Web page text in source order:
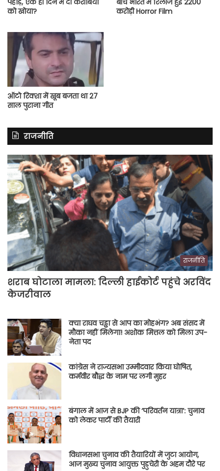
पहाड़, एक ही दिन में दो करीबियों
को खोया?
बीच भारत में रिलीज हुई 2200
करोड़ी Horror Film
ऑटो रिक्शा में खूब बजता था 27
साल पुराना गीत
राजनीति
राजनीति
शराब घोटाला मामला: दिल्ली हाईकोर्ट पहुंचे अरविंद
केजरीवाल
क्या राघव चड्ढा से आप का मोहभंग? अब संसद में
मौका नहीं मिलेगा! अशोक मित्तल को मिला उप-
नेता पद
कांग्रेस ने राज्यसभा उम्मीदवार किया घोषित,
कर्मवीर बौद्ध के नाम पर लगी मुहर
बंगाल में आज से BJP की ‘परिवर्तन यात्रा’: चुनाव
को लेकर पार्टी की तैयारी
विधानसभा चुनाव की तैयारियों में जुटा आयोग,
आज मुख्य चुनाव आयुक्त पुडुचेरी के अहम दौरे पर